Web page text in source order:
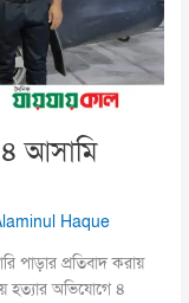
৪ আসামি
Haque
পাড়ার প্রতিবাদ করায়
হত্যার অভিযোগে ৪